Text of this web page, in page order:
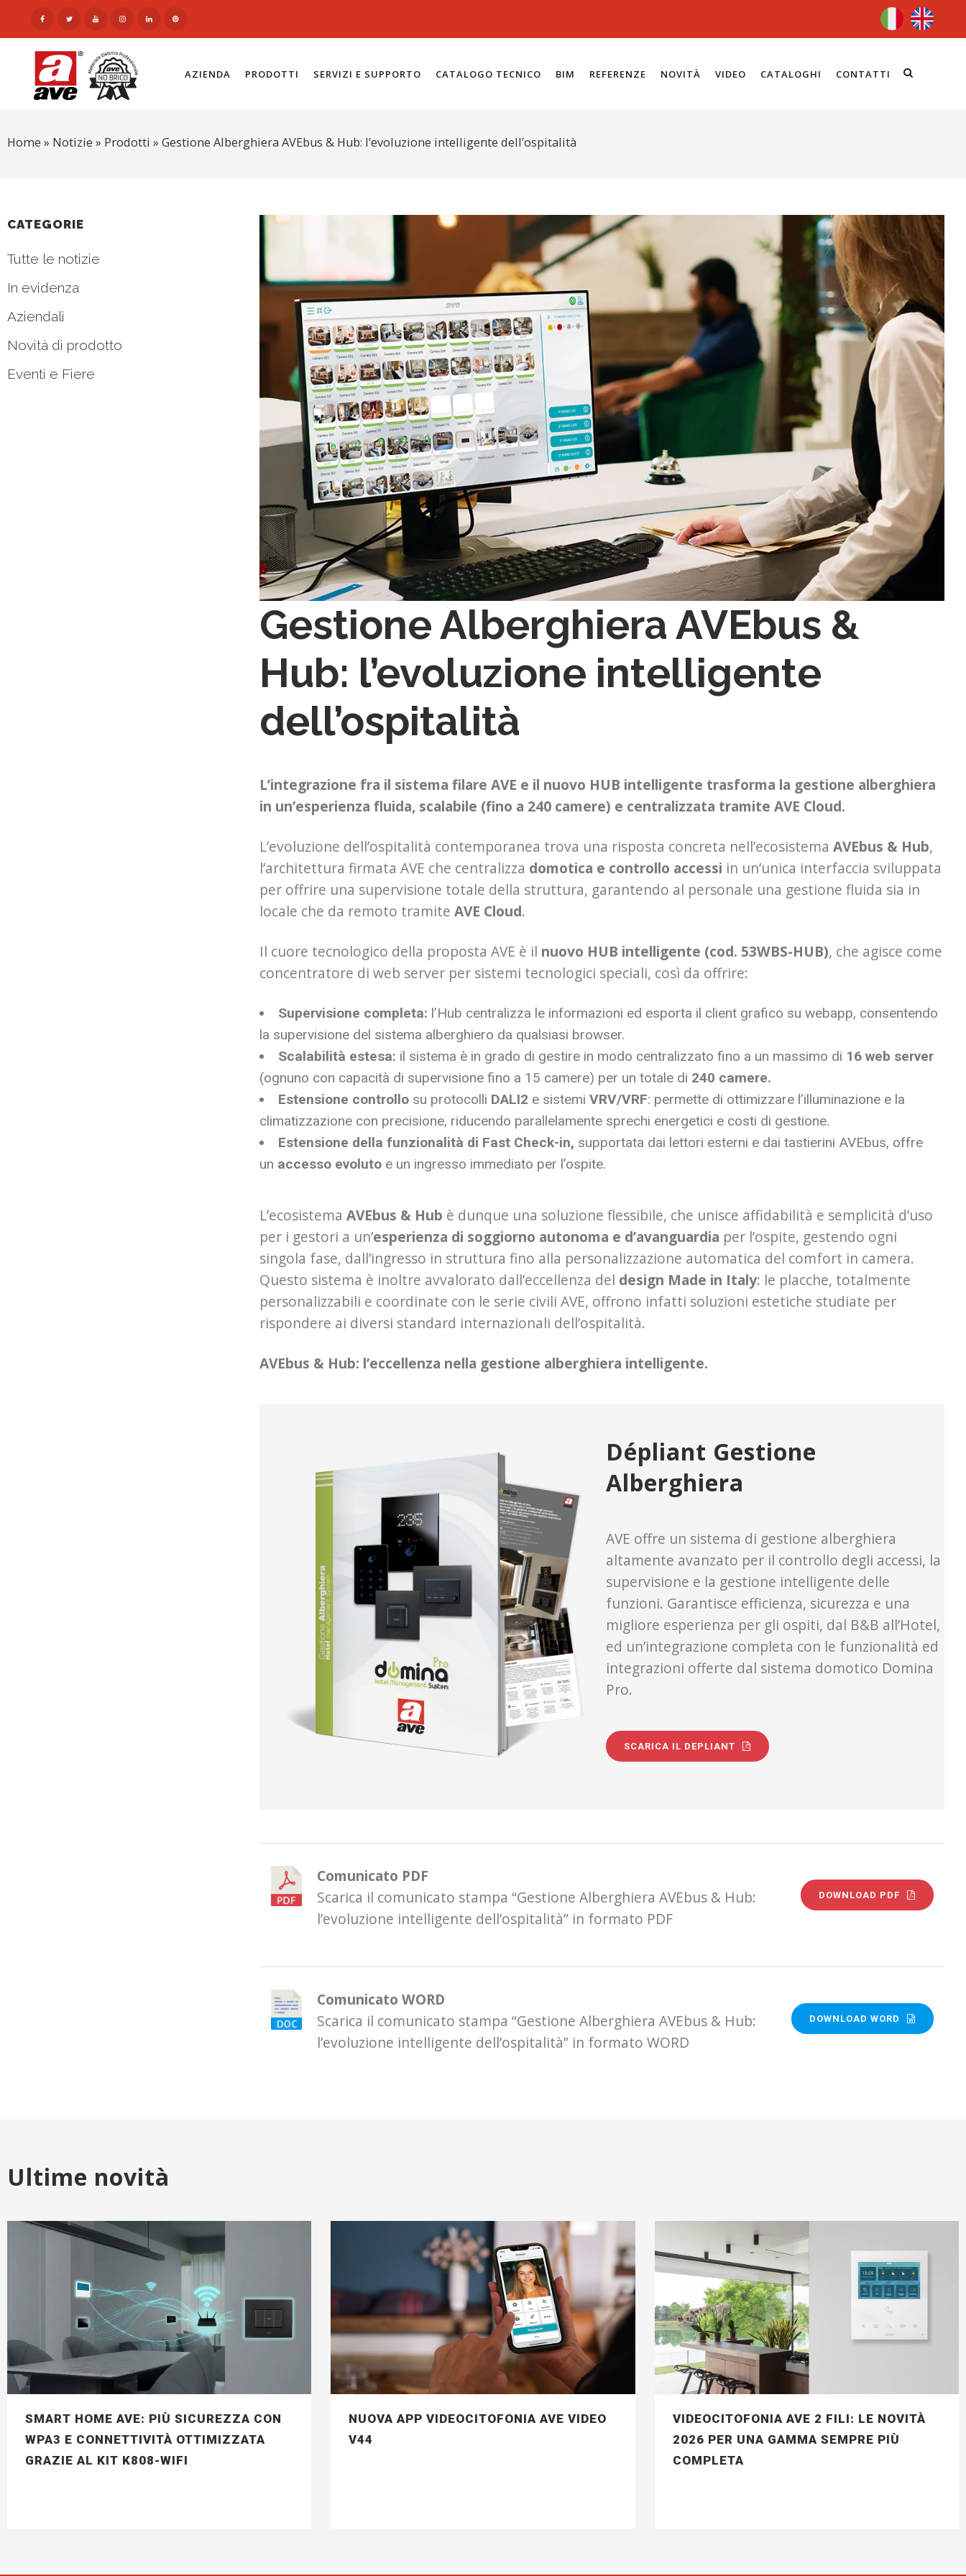
AZIENDA PRODOTTI SERVIZI E SUPPORTO CATALOGO TECNICO BIM REFERENZE NOVITÀ VIDEO CATALOGHI CONTATTI
Home » Notizie » Prodotti » Gestione Alberghiera AVEbus & Hub: l’evoluzione intelligente dell’ospitalità
CATEGORIE
Tutte le notizie
In evidenza
Aziendali
Novità di prodotto
Eventi e Fiere
Gestione Alberghiera AVEbus &
Hub: l’evoluzione intelligente
dell’ospitalità
L’integrazione fra il sistema filare AVE e il nuovo HUB intelligente trasforma la gestione alberghiera
in un’esperienza fluida, scalabile (fino a 240 camere) e centralizzata tramite AVE Cloud.
L’evoluzione dell’ospitalità contemporanea trova una risposta concreta nell’ecosistema AVEbus & Hub,
l’architettura firmata AVE che centralizza domotica e controllo accessi in un’unica interfaccia sviluppata
per offrire una supervisione totale della struttura, garantendo al personale una gestione fluida sia in
locale che da remoto tramite AVE Cloud.
Il cuore tecnologico della proposta AVE è il nuovo HUB intelligente (cod. 53WBS-HUB), che agisce come
concentratore di web server per sistemi tecnologici speciali, così da offrire:
Supervisione completa: l’Hub centralizza le informazioni ed esporta il client grafico su webapp, consentendo
la supervisione del sistema alberghiero da qualsiasi browser.
Scalabilità estesa: il sistema è in grado di gestire in modo centralizzato fino a un massimo di 16 web server
(ognuno con capacità di supervisione fino a 15 camere) per un totale di 240 camere.
Estensione controllo su protocolli DALI2 e sistemiVRV/VRF: permette di ottimizzare l’illuminazione e la
climatizzazione con precisione, riducendo parallelamente sprechi energetici e costi di gestione.
Estensione della funzionalità di Fast Check-in, supportata dai lettori esterni e dai tastierini AVEbus, offre
un accesso evoluto e un ingresso immediato per l’ospite.
L’ecosistema AVEbus & Hub è dunque una soluzione flessibile, che unisce affidabilità e semplicità d’uso
per i gestori a un’esperienza di soggiorno autonoma e d’avanguardia per l’ospite, gestendo ogni
singola fase, dall’ingresso in struttura fino alla personalizzazione automatica del comfort in camera.
Questo sistema è inoltre avvalorato dall’eccellenza del design Made in Italy: le placche, totalmente
personalizzabili e coordinate con le serie civili AVE, offrono infatti soluzioni estetiche studiate per
rispondere ai diversi standard internazionali dell’ospitalità.
AVEbus & Hub: l’eccellenza nella gestione alberghiera intelligente.
Dépliant Gestione
Alberghiera
AVE offre un sistema di gestione alberghiera
altamente avanzato per il controllo degli accessi, la
supervisione e la gestione intelligente delle
funzioni. Garantisce efficienza, sicurezza e una
migliore esperienza per gli ospiti, dal B&B all’Hotel,
ed un’integrazione completa con le funzionalità ed
integrazioni offerte dal sistema domotico Domina
Pro.
SCARICA IL DEPLIANT
Comunicato PDF
Scarica il comunicato stampa “Gestione Alberghiera AVEbus & Hub:
l’evoluzione intelligente dell’ospitalità” in formato PDF
DOWNLOAD PDF
Comunicato WORD
Scarica il comunicato stampa “Gestione Alberghiera AVEbus & Hub:
l’evoluzione intelligente dell’ospitalità” in formato WORD
DOWNLOAD WORD
Ultime novità
SMART HOME AVE: PIÙ SICUREZZA CON
WPA3 E CONNETTIVITÀ OTTIMIZZATA
GRAZIE AL KIT K808-WIFI
NUOVA APP VIDEOCITOFONIA AVE VIDEO
V44
VIDEOCITOFONIA AVE 2 FILI: LE NOVITÀ
2026 PER UNA GAMMA SEMPRE PIÙ
COMPLETA